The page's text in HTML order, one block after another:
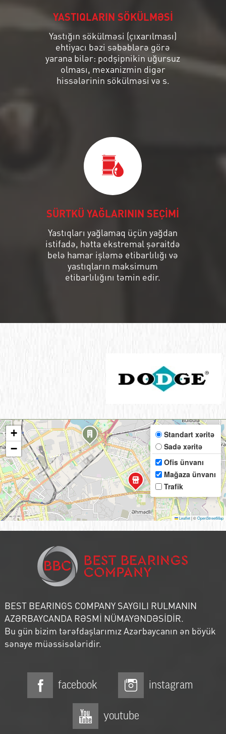
YASTIQLARIN SÖKÜLMƏSİ
Yastığın sökülməsi (çıxarılması)
ehtiyacı bəzi səbəblərə görə
yarana bilər: podşipnikin uğursuz
olması, mexanizmin digər
hissələrinin sökülməsi və s.
SÜRTKÜ YAĞLARININ SEÇİMİ
Yastıqları yağlamaq üçün yağdan
istifadə, hətta ekstremal şəraitdə
belə hamar işləmə etibarlılığı və
yastıqların maksimum
etibarlılığını təmin edir.
+
−
Standart xəritə
Sadə xəritə
Ofis ünvanı
Mağaza ünvanı
Trafik
Leaflet|©OpenStreetMap
BEST BEARINGS COMPANY SAYGILI RULMANIN
AZƏRBAYCANDA RƏSMİ NÜMAYƏNDƏSİDİR.
Bu gün bizim tərəfdaşlarımız Azərbaycanın ən böyük
sənaye müəssisələridir.
facebook instagram
youtube